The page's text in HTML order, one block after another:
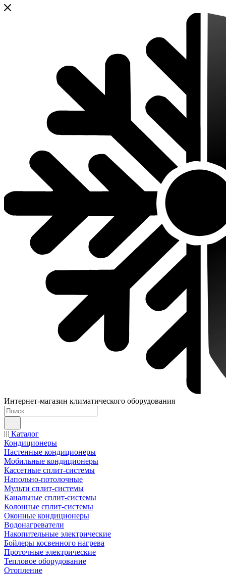
Интернет-магазин климатического оборудования
Каталог
Кондиционеры
Настенные кондиционеры
Мобильные кондиционеры
Кассетные сплит-системы
Напольно-потолочные
Мульти сплит-системы
Канальные сплит-системы
Колонные сплит-системы
Оконные кондиционеры
Водонагреватели
Накопительные электрические
Бойлеры косвенного нагрева
Проточные электрические
Тепловое оборудование
Отопление